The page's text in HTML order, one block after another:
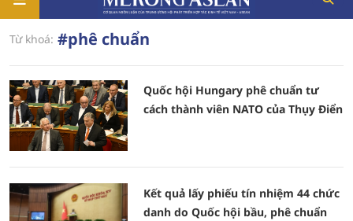
Từ khoá: #phê chuẩn
Quốc hội Hungary phê chuẩn tư
cách thành viên NATO của Thụy Điển
Kết quả lấy phiếu tín nhiệm 44 chức
danh do Quốc hội bầu, phê chuẩn